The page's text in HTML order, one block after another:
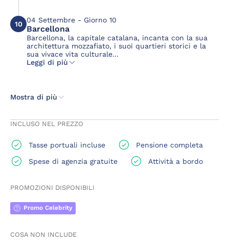
10 04 Settembre - Giorno 10
Barcellona
Barcellona, la capitale catalana, incanta con la sua
architettura mozzafiato, i suoi quartieri storici e la
sua vivace vita culturale...
Leggi di più
Mostra di più
INCLUSO NEL PREZZO
Tasse portuali incluse
Pensione completa
Spese di agenzia gratuite
Attività a bordo
PROMOZIONI DISPONIBILI
Promo Celebrity
COSA NON INCLUDE